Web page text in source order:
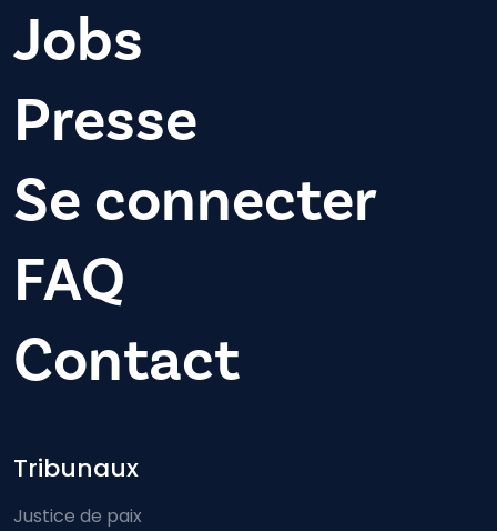
Jobs
Presse
Se connecter
FAQ
Contact
Footer-menu
Tribunaux
Justice de paix